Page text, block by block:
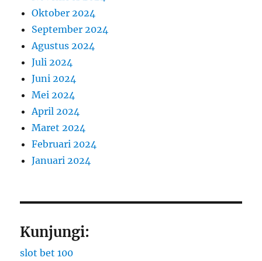
Oktober 2024
September 2024
Agustus 2024
Juli 2024
Juni 2024
Mei 2024
April 2024
Maret 2024
Februari 2024
Januari 2024
Kunjungi:
slot bet 100